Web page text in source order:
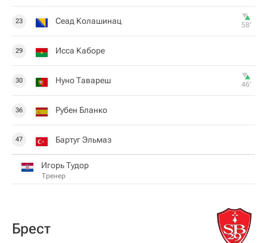
23 Сеад Колашинац 58‎’‎
29 Исса Каборе
30 Нуно Тавареш 46‎’‎
36 Рубен Бланко
47 Бартуг Эльмаз
Игорь Тудор
Тренер
Брест